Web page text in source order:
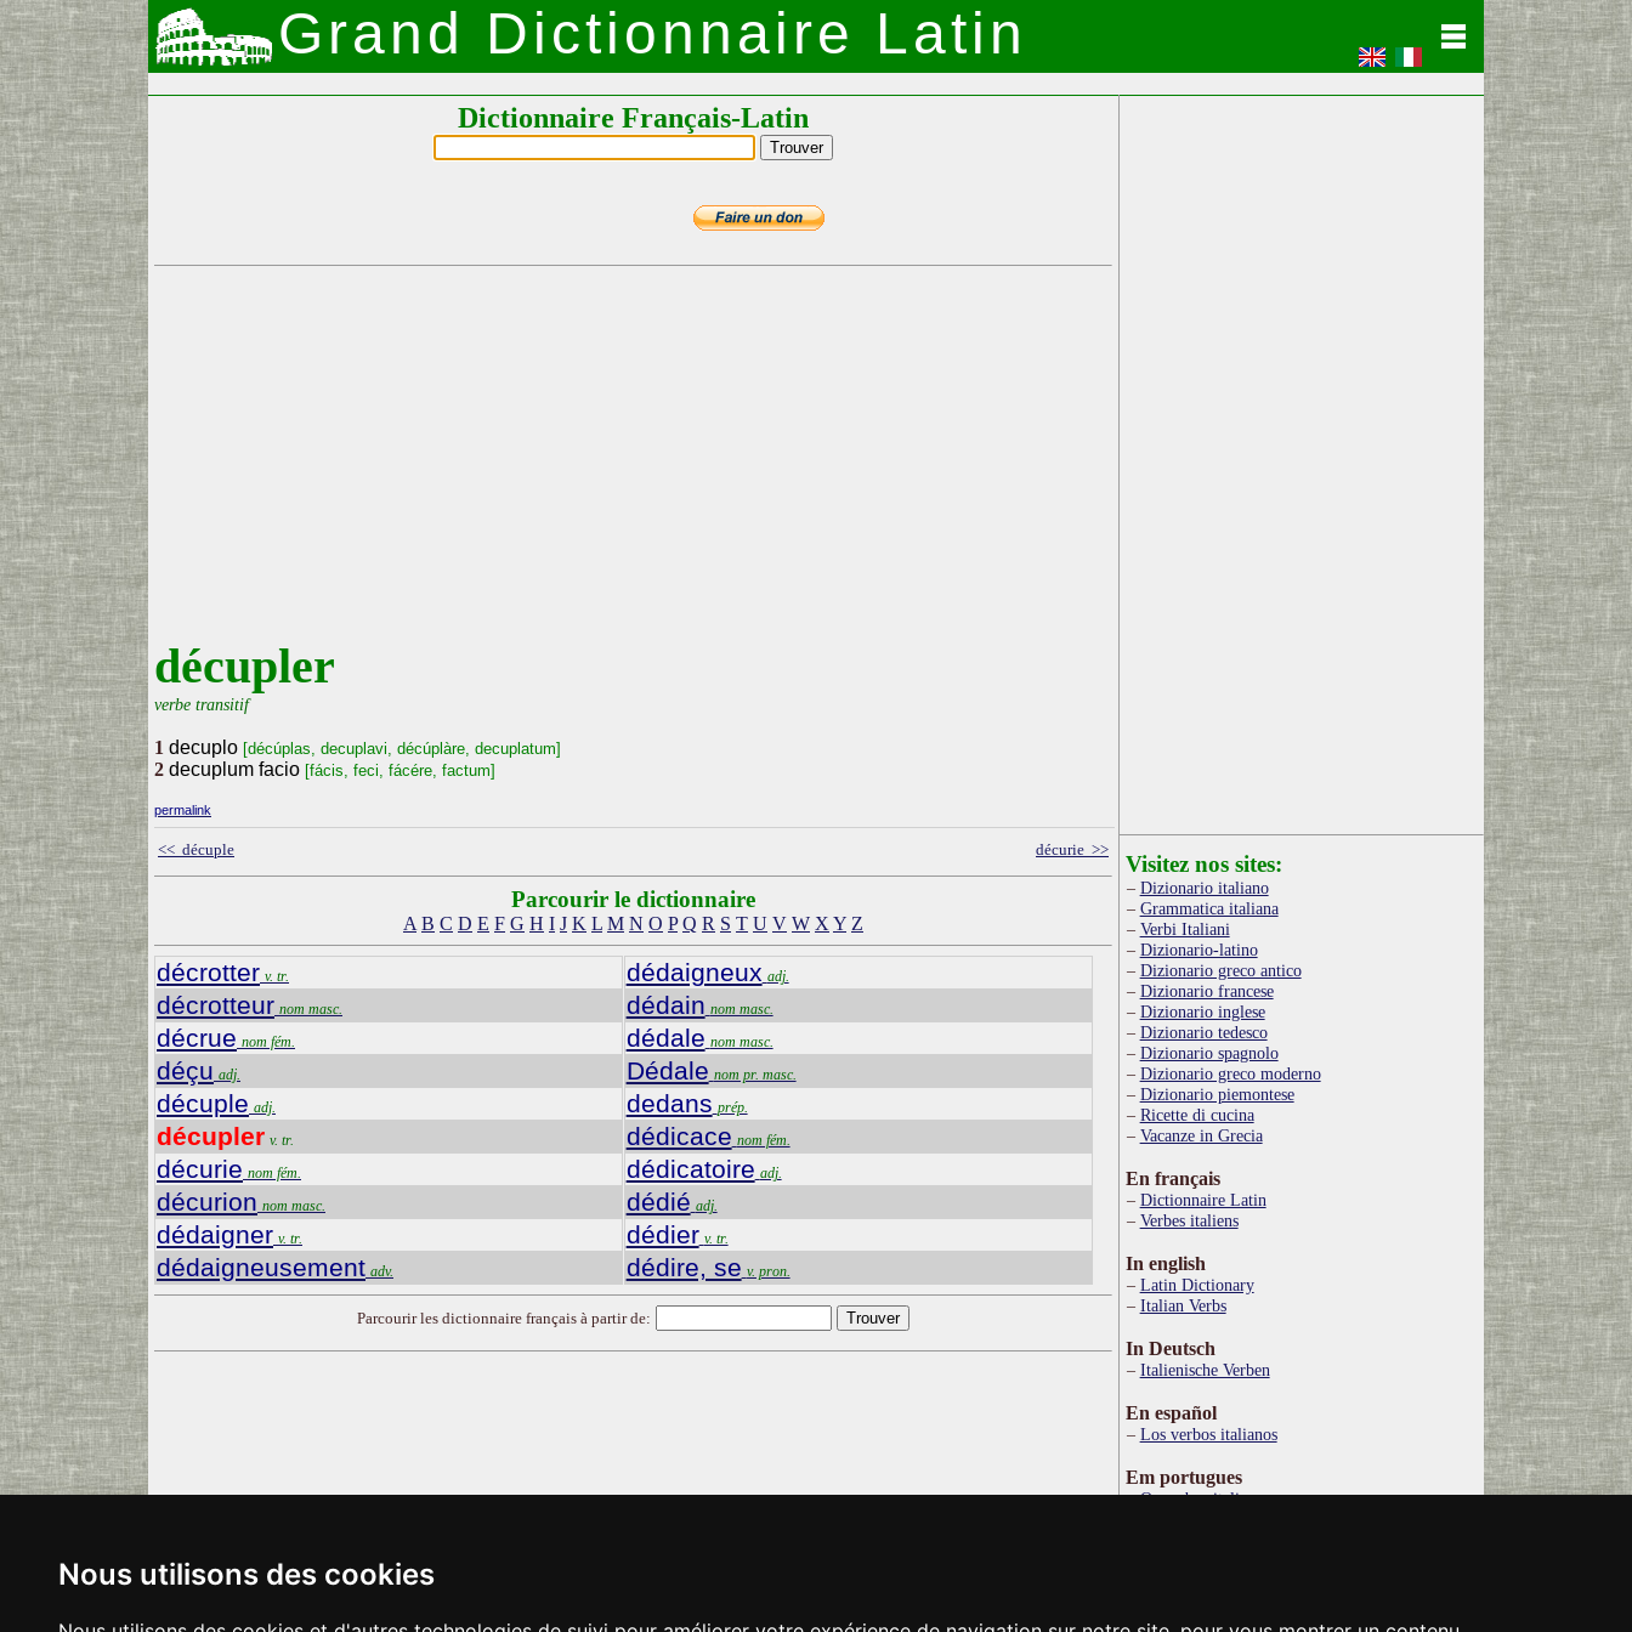
Nous utilisons des cookies
Grand Dictionnaire Latin
Dictionnaire Français-Latin
décupler
verbe transitif
1 decuplo [décúplas, decuplavi, décúplàre, decuplatum]
2 decuplum facio [fácis, feci, fácére, factum]
permalink
<< décuple décurie >>
Parcourir le dictionnaire
A B C D E F G H I J K L M N O P Q R S T U V W X Y Z
décrotter v. tr.
décrotteur nom masc.
décrue nom fém.
déçu adj.
décuple adj.
décupler v. tr.
décurie nom fém.
décurion nom masc.
dédaigner v. tr.
dédaigneusement adv.
dédaigneux adj.
dédain nom masc.
dédale nom masc.
Dédale nom pr. masc.
dedans prép.
dédicace nom fém.
dédicatoire adj.
dédié adj.
dédier v. tr.
dédire, se v. pron.
Parcourir les dictionnaire français à partir de:
Visitez nos sites:
Dizionario italiano
Grammatica italiana
Verbi Italiani
Dizionario-latino
Dizionario greco antico
Dizionario francese
Dizionario inglese
Dizionario tedesco
Dizionario spagnolo
Dizionario greco moderno
Dizionario piemontese
Ricette di cucina
Vacanze in Grecia
En français
Dictionnaire Latin
Verbes italiens
In english
Latin Dictionary
Italian Verbs
In Deutsch
Italienische Verben
En español
Los verbos italianos
Em portugues
Os verbos italianos
Ιταλικό Λεξικό